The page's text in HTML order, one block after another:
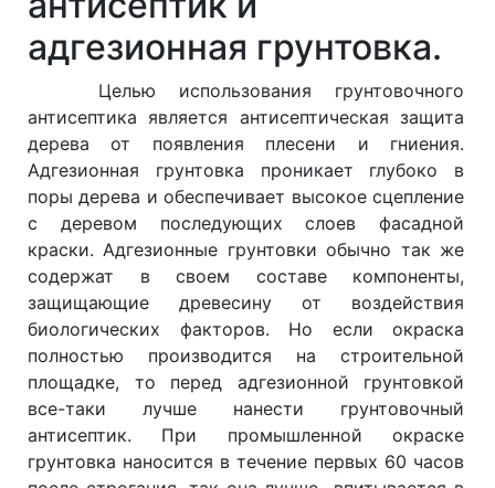
адгезионная грунтовка.
Целью использования грунтовочного
антисептика является антисептическая защита
дерева от появления плесени и гниения.
Адгезионная грунтовка проникает глубоко в
поры дерева и обеспечивает высокое сцепление
с деревом последующих слоев фасадной
краски. Адгезионные грунтовки обычно так же
содержат в своем составе компоненты,
защищающие древесину от воздействия
биологических факторов. Но если окраска
полностью производится на строительной
площадке, то перед адгезионной грунтовкой
все-таки лучше нанести грунтовочный
антисептик. При промышленной окраске
грунтовка наносится в течение первых 60 часов